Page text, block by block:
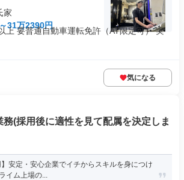
家
31万2390円
上 要普通自動車運転免許（AT限定可） 実
気になる
(採用後に適性を見て配属を決定しま
】安定・安心企業でイチからスキルを身につけ
イム上場の...